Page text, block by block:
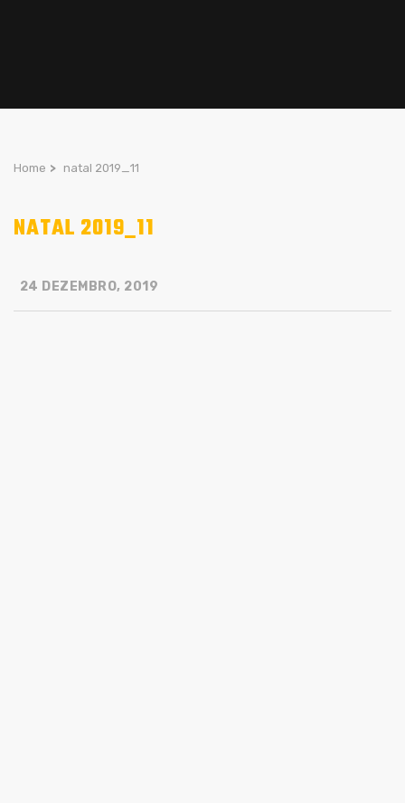
Home > natal 2019_11
NATAL 2019_11
24 DEZEMBRO, 2019